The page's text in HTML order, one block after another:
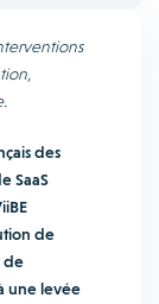
des
SaaS
de
de
une levée